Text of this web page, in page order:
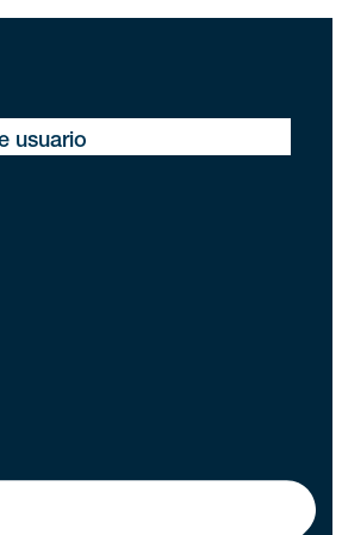
usuario